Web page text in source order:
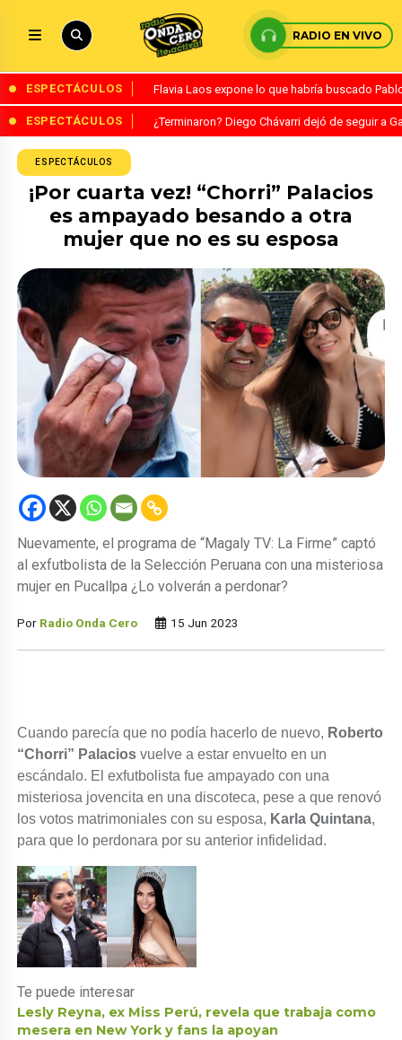
RADIO EN VIVO
ESPECTÁCULOS Flavia Laos expone lo que habría buscado
ESPECTÁCULOS ¿Terminaron? Diego Chávarri dejó de seguir a
ESPECTÁCULOS
¡Por cuarta vez! “Chorri” Palacios
es ampayado besando a otra
mujer que no es su esposa
Nuevamente, el programa de “Magaly TV: La Firme” captó
al exfutbolista de la Selección Peruana con una misteriosa
mujer en Pucallpa ¿Lo volverán a perdonar?
Por Radio Onda Cero 15 Jun 2023
Cuando parecía que no podía hacerlo de nuevo, Roberto
“Chorri” Palacios vuelve a estar envuelto en un
escándalo. El exfutbolista fue ampayado con una
misteriosa jovencita en una discoteca, pese a que renovó
los votos matrimoniales con su esposa, Karla Quintana,
para que lo perdonara por su anterior infidelidad.
Te puede interesar
Lesly Reyna, ex Miss Perú, revela que trabaja como
mesera en New York y fans la apoyan